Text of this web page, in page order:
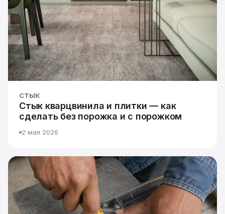
СТЫК
Стык кварцвинила и плитки — как
сделать без порожка и с порожком
2 мая 2026